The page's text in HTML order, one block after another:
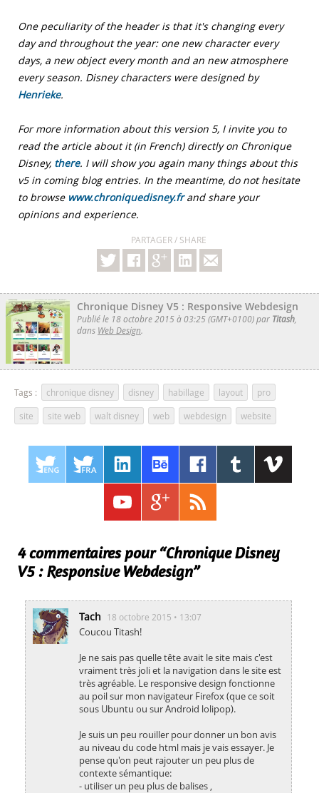
One peculiarity of the header is that it's changing every
day and throughout the year: one new character every
days, a new object every month and an new atmosphere
every season. Disney characters were designed by
Henrieke.
For more information about this version 5, I invite you to
read the article about it (in French) directly on Chronique
Disney, there. I will show you again many things about this
v5 in coming blog entries. In the meantime, do not hesitate
to browse www.chroniquedisney.frand share your
opinions and experience.
PARTAGER / SHARE
Chronique Disney V5 : Responsive Webdesign
Publié le 18 octobre 2015 à 03:25 (GMT+0100) par Titash,
dans Web Design.
Tags : chronique disney disney habillage layout pro
site site web walt disney web webdesign website
4 commentaires pour “Chronique Disney
V5 : Responsive Webdesign”
Tach 18 octobre 2015 • 13:07
Coucou Titash!
Je ne sais pas quelle tête avait le site mais c'est
vraiment très joli et la navigation dans le site est
très agréable. Le responsive design fonctionne
au poil sur mon navigateur Firefox (que ce soit
sous Ubuntu ou sur Android lolipop).
Je suis un peu rouiller pour donner un bon avis
au niveau du code html mais je vais essayer. Je
pense qu'on peut rajouter un peu plus de
contexte sémantique:
- utiliser un peu plus de balises ,